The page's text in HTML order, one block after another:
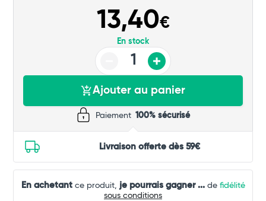
13,40€
En stock
Ajouter au panier
Paiement 100% sécurisé
Livraison offerte dès 59€
En achetantce produit, je pourrais gagner ...de fidélité
sous conditions